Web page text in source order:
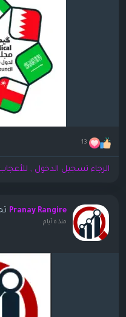
13
الرجاء تسجيل الدخول ,
Pranay Rangire
منذ ٥ أيام